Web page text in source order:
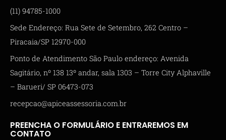
(11) 94785-1000
Sede Endereço: Rua Sete de Setembro, 262 Centro –
Piracaia/SP 12970-000
Ponto de Atendimento São Paulo endereço: Avenida
Sagitário, nº 138 13º andar, sala 1303 – Torre City Alphaville
– Barueri/ SP 06473-073
recepcao@apiceassessoria.com.br
PREENCHA O FORMULÁRIO E ENTRAREMOS EM
CONTATO